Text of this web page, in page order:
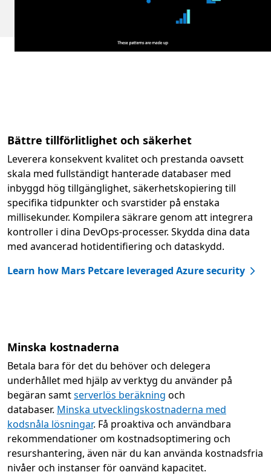
Bättre tillförlitlighet och säkerhet
Leverera konsekvent kvalitet och prestanda oavsett
skala med fullständigt hanterade databaser med
inbyggd hög tillgänglighet, säkerhetskopiering till
specifika tidpunkter och svarstider på enstaka
millisekunder. Kompilera säkrare genom att integrera
kontroller i dina DevOps-processer. Skydda dina data
med avancerad hotidentifiering och dataskydd.
Learn how Mars Petcare leveraged Azure security
Minska kostnaderna
Betala bara för det du behöver och delegera
underhållet med hjälp av verktyg du använder på
begäran samtserverlös beräkning och
databaser. Minska utvecklingskostnaderna med
kodsnåla lösningar. Få proaktiva och användbara
rekommendationer om kostnadsoptimering och
resurshantering, även när du kan använda kostnadsfria
nivåer och instanser för oanvänd kapacitet.